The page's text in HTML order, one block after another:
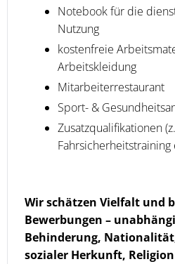
Notebook für die
Nutzung
kostenfreie
Arbeitskleidung
Mitarbeiterrestaurant
Sport- &
Zusatzqualifikationen
Fahrsicherheitstraining
Wir schätzen Vielfalt und
Bewerbungen –
Behinderung,
sozialer Herkunft,